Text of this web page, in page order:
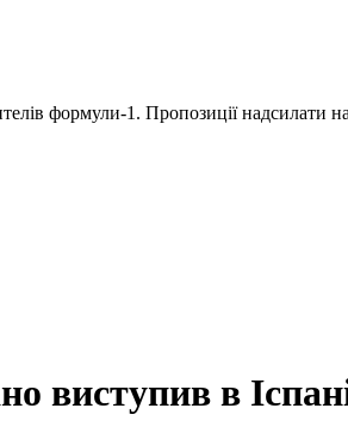
формули-1. Пропозиції надсилати на
виступив в